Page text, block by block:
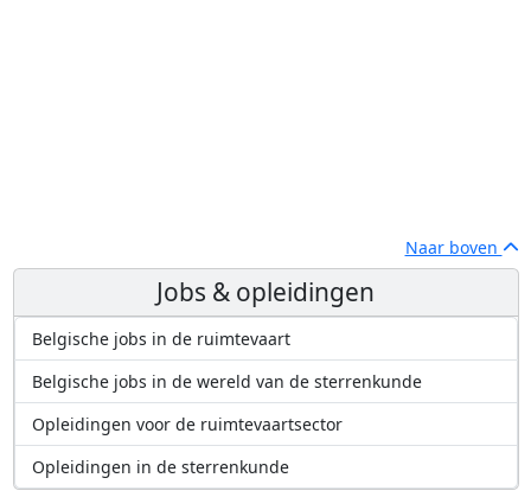
Naar boven
Jobs & opleidingen
Belgische jobs in de ruimtevaart
Belgische jobs in de wereld van de sterrenkunde
Opleidingen voor de ruimtevaartsector
Opleidingen in de sterrenkunde